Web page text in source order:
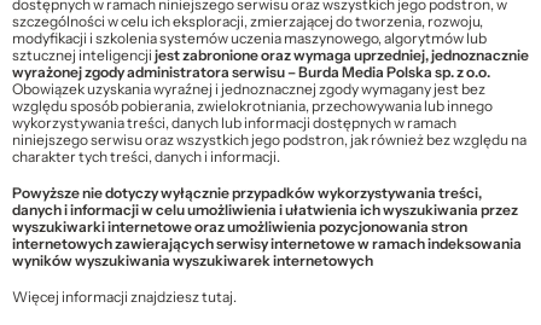
dostępnych w ramach niniejszego serwisu oraz wszystkich jego podstron, w
szczególności w celu ich eksploracji, zmierzającej do tworzenia, rozwoju,
modyfikacji i szkolenia systemów uczenia maszynowego, algorytmów lub
sztucznej inteligencjijest zabronione oraz wymaga uprzedniej, jednoznacznie
wyrażonej zgody administratora serwisu – Burda Media Polska sp. z o.o.
Obowiązek uzyskania wyraźnej i jednoznacznej zgody wymagany jest bez
względu sposób pobierania, zwielokrotniania, przechowywania lub innego
wykorzystywania treści, danych lub informacji dostępnych w ramach
niniejszego serwisu oraz wszystkich jego podstron, jak również bez względu na
charakter tych treści, danych i informacji.
Powyższe nie dotyczy wyłącznie przypadków wykorzystywania treści,
danych i informacji w celu umożliwienia i ułatwienia ich wyszukiwania przez
wyszukiwarki internetowe oraz umożliwienia pozycjonowania stron
internetowych zawierających serwisy internetowe w ramach indeksowania
wyników wyszukiwania wyszukiwarek internetowych
Więcej informacji znajdziesztutaj.